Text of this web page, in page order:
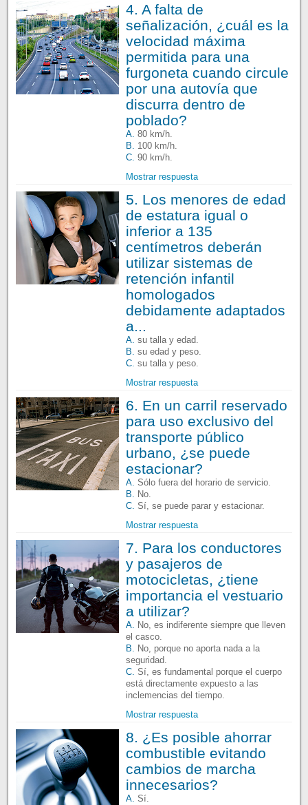
4. A falta de
señalización, ¿cuál es la
velocidad máxima
permitida para una
furgoneta cuando circule
por una autovía que
discurra dentro de
poblado?
A. 80 km/h.
B.
100 km/h.
C. 90 km/h.
Mostrar respuesta
5. Los menores de edad
de estatura igual o
inferior a 135
centímetros deberán
utilizar sistemas de
retención infantil
homologados
debidamente adaptados
a...
A. su talla y edad.
B. su edad y peso.
C. su talla y peso.
Mostrar respuesta
6. En un carril reservado
para uso exclusivo del
transporte público
urbano, ¿se puede
estacionar?
A. Sólo fuera del horario de servicio.
B.
No.
C. Sí, se puede parar y estacionar.
Mostrar respuesta
7. Para los conductores
y pasajeros de
motocicletas, ¿tiene
importancia el vestuario
a utilizar?
A.
No, es indiferente siempre que lleven
el casco.
B.
No, porque no aporta nada a la
seguridad.
C. Sí, es fundamental porque el cuerpo
está directamente expuesto a las
inclemencias del tiempo.
Mostrar respuesta
8. ¿Es posible ahorrar
combustible evitando
cambios de marcha
innecesarios?
A. Sí.